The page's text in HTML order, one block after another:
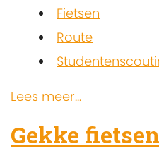
Fietsen
Route
Lees meer...
Gekke